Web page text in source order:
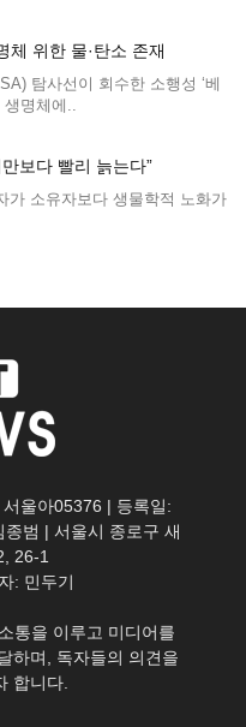
체 위한 물·탄소 존재
탐사선이 회수한 소행성 ‘베
생명체에..
보다 빨리 늙는다”
가 소유자보다 생물학적 노화가
울아05376 | 등록일:
범 | 서울시 종로구 새
26-1
: 민두기
통을 이루고 미디어를
하며, 독자들의 의견을
합니다.